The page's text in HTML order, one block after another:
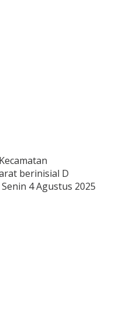
berinisial D
4 Agustus 2025